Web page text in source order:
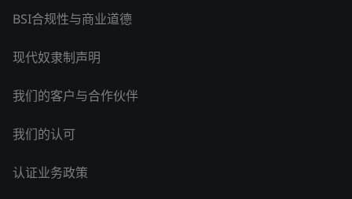
BSI合规性与商业道德
现代奴隶制声明
我们的客户与合作伙伴
我们的认可
认证业务政策